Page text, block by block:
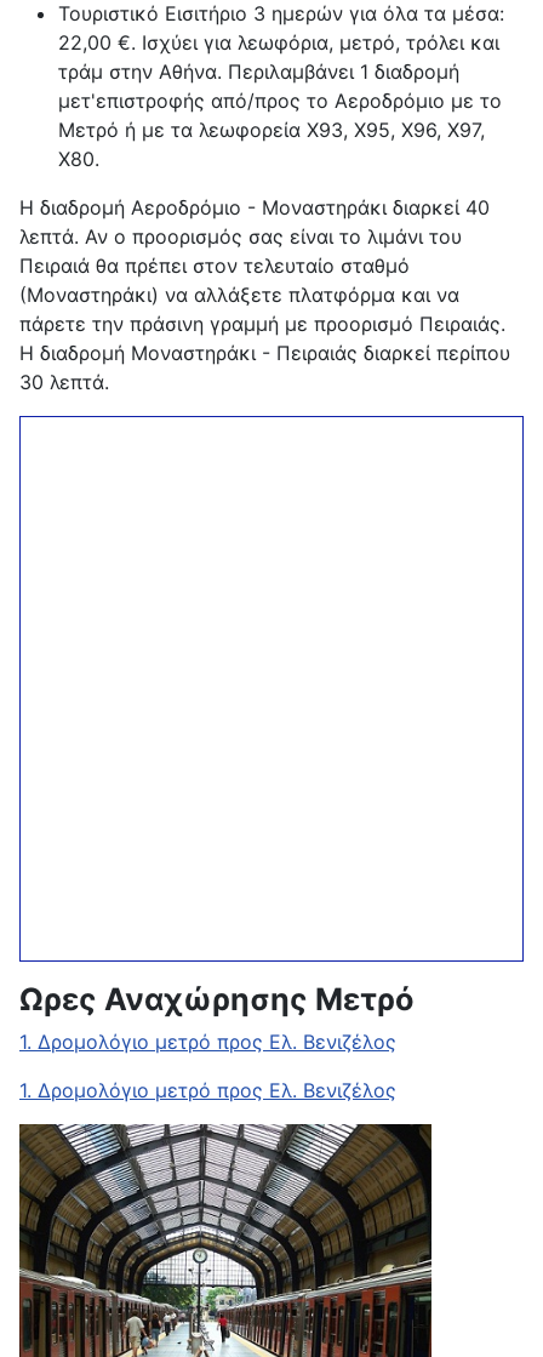
Τουριστικό Εισιτήριο 3 ημερών για όλα τα μέσα:
22,00 €. Ισχύει για λεωφόρια, μετρό, τρόλει και
τράμ στην Αθήνα. Περιλαμβάνει 1 διαδρομή
μετ'επιστροφής από/προς το Αεροδρόμιο με το
Μετρό ή με τα λεωφορεία X93, X95, X96, X97,
Χ80.
Η διαδρομή Αεροδρόμιο - Μοναστηράκι διαρκεί 40
λεπτά. Αν ο προορισμός σας είναι το λιμάνι του
Πειραιά θα πρέπει στον τελευταίο σταθμό
(Μοναστηράκι) να αλλάξετε πλατφόρμα και να
πάρετε την πράσινη γραμμή με προορισμό Πειραιάς.
Η διαδρομή Μοναστηράκι - Πειραιάς διαρκεί περίπου
30 λεπτά.
Ωρες Αναχώρησης Μετρό
1. Δρομολόγιο μετρό προς Ελ. Βενιζέλος
1. Δρομολόγιο μετρό προς Ελ. Βενιζέλος